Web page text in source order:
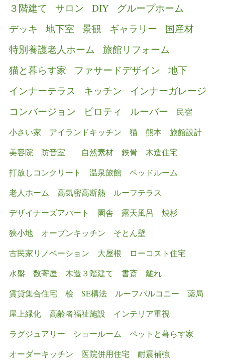
３階建て
サロン DIY
グループホーム
デッキ
地下室 景観 ギャラリー
国産材
特別養護老人ホーム
旅館リフォーム
猫と暮らす家
ファサードデザイン
地下
インナーテラス
キッチン
インナーガレージ
コンバージョン
ピロティ ルーバー
民宿
小さい家
アイランドキッチン 猫 熊本
旅館設計
美容院
防音室 自然素材 鉄骨
木造住宅
打放しコンクリート
温泉旅館
ベッドルーム
老人ホーム
高気密高断熱
ルーフテラス
デザイナーズアパート
園舎 露天風呂
焼杉
狭小地
オープンキッチン
そとん壁
古民家リノベーション
大屋根
ローコスト住宅
水盤
数寄屋 木造３階建て 書斎
離れ
賃貸集合住宅
桧 SE構法 ルーフバルコニー
薬局
屋上緑化
高齢者福祉施設
インテリア重視
ラグジュアリー
ショールーム
ペットと暮らす家
オーダーキッチン
医院併用住宅
耐震補強